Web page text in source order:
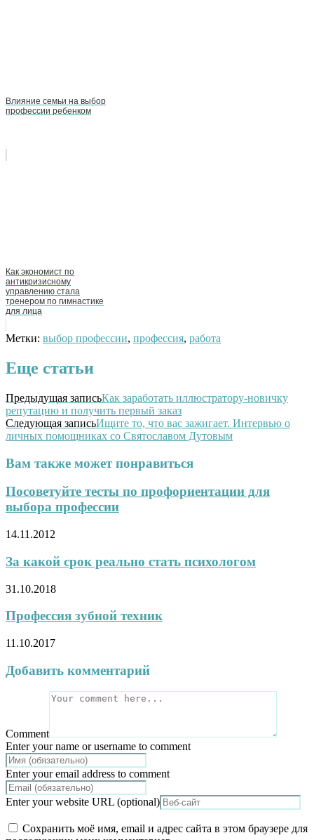
Влияние семьи на выбор
профессии ребенком
Как экономист по
антикризисному
управлению стала
тренером по гимнастике
для лица
Метки: выбор профессии, профессия, работа
Еще статьи
Предыдущая записьКак заработать иллюстратору-новичку
репутацию и получить первый заказ
Следующая записьИщите то, что вас зажигает. Интервью о
личных помощниках со Святославом Дутовым
Вам также может понравиться
Посоветуйте тесты по профориентации для
выбора профессии
14.11.2012
За какой срок реально стать психологом
31.10.2018
Профессия зубной техник
11.10.2017
Добавить комментарий
Comment
Enter your name or username to comment
Enter your email address to comment
Enter your website URL (optional)
Сохранить моё имя, email и адрес сайта в этом браузере для